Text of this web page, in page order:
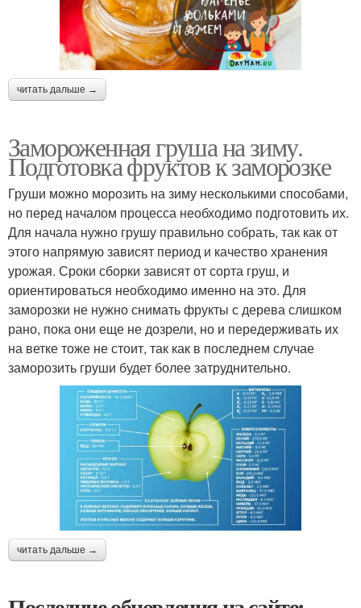
читать дальше →
Замороженная груша на зиму.
Подготовка фруктов к заморозке
Груши можно морозить на зиму несколькими способами,
но перед началом процесса необходимо подготовить их.
Для начала нужно грушу правильно собрать, так как от
этого напрямую зависят период и качество хранения
урожая. Сроки сборки зависят от сорта груш, и
ориентироваться необходимо именно на это. Для
заморозки не нужно снимать фрукты с дерева слишком
рано, пока они еще не дозрели, но и передерживать их
на ветке тоже не стоит, так как в последнем случае
заморозить груши будет более затруднительно.
читать дальше →